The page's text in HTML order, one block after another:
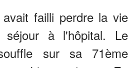
failli perdre la vie
à l'hôpital. Le
sur sa 71ème